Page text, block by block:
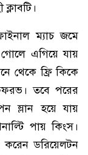
ম্যাচ জমে
এগিয়ে যায়
থেকে ফ্রি কিকে
তবে পরের
ম্লান হয়ে যায়
পায় কিংস।
ডরিয়েলটন